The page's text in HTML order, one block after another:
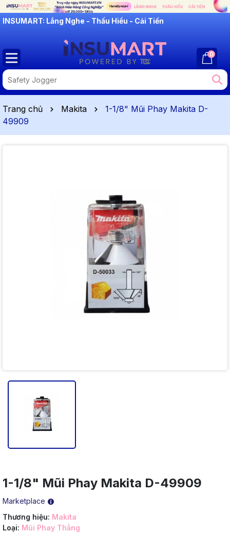
INSUMART: Lắng Nghe - Thấu Hiểu - Cải Tiến
0
Trang chủ Makita
1-1/8" Mũi Phay Makita D-
49909
1-1/8" Mũi Phay Makita D-49909
Marketplace
Thương hiệu: Makita
Loại: Mũi Phay Thẳng